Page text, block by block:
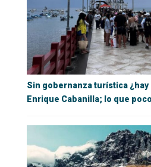
Sin gobernanza turística
Enrique Cabanilla; lo que